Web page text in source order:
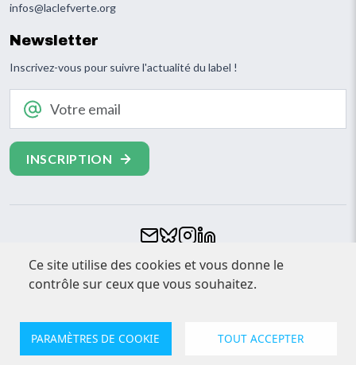
Ce site utilise des cookies et vous donne le
contrôle sur ceux que vous souhaitez.
PARAMÈTRES DE COOKIE
TOUT ACCEPTER
infos@laclefverte.org
Newsletter
Inscrivez-vous pour suivre l'actualité du label !
Footer
CONTACT
ESPACE PRESSE
MENTIONS LÉGALES
© Clef Verte 2026. Tout droits réservés